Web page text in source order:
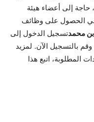
حاجة إلى أعضاء هيئة
في الحصول على وظائف
محمدتسجيل الدخول إلى
وقم بالتسجيل الآن. لمزيد
المطلوبة، اتبع هذا